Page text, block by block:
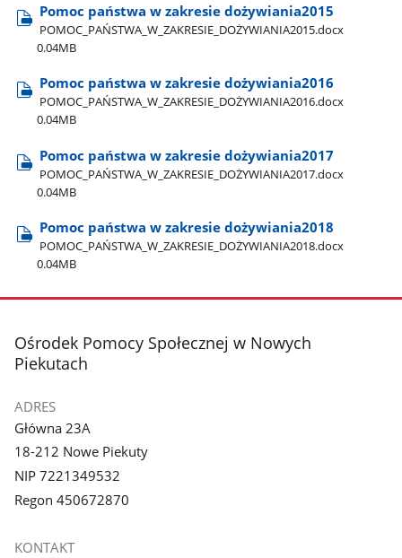
Pomoc państwa w zakresie dożywiania2015
POMOC​_PAŃSTWA​_W​_ZAKRESIE​_DOŻYWIANIA2015.docx
0.04MB
Pomoc państwa w zakresie dożywiania2016
POMOC​_PAŃSTWA​_W​_ZAKRESIE​_DOŻYWIANIA2016.docx
0.04MB
Pomoc państwa w zakresie dożywiania2017
POMOC​_PAŃSTWA​_W​_ZAKRESIE​_DOŻYWIANIA2017.docx
0.04MB
Pomoc państwa w zakresie dożywiania2018
POMOC​_PAŃSTWA​_W​_ZAKRESIE​_DOŻYWIANIA2018.docx
0.04MB
stopka
Ośrodek Pomocy Społecznej w Nowych
Piekutach
ADRES
Główna 23A
18-212 Nowe Piekuty
NIP 7221349532
Regon 450672870
KONTAKT